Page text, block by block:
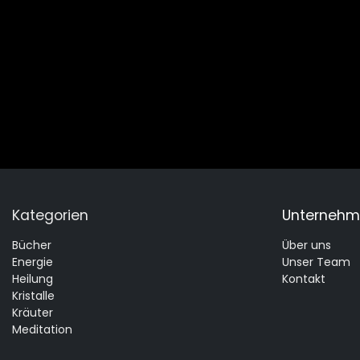
Kategorien
Bücher
Energie
Heilung
Kristalle
Kräuter
Meditation
Über uns
Unser Team
Kontakt